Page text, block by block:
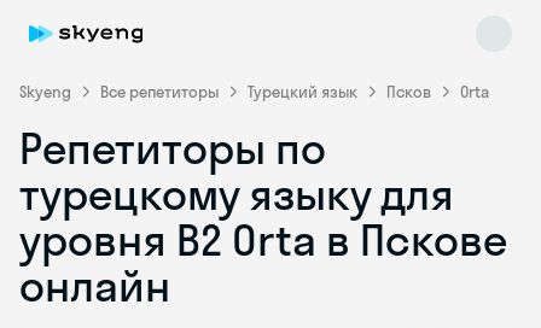
Skyeng Все репетиторы Турецкий язык Псков Orta
Репетиторы по
турецкому языку для
уровня B2 Orta в Пскове
онлайн
Skyeng Chat
online